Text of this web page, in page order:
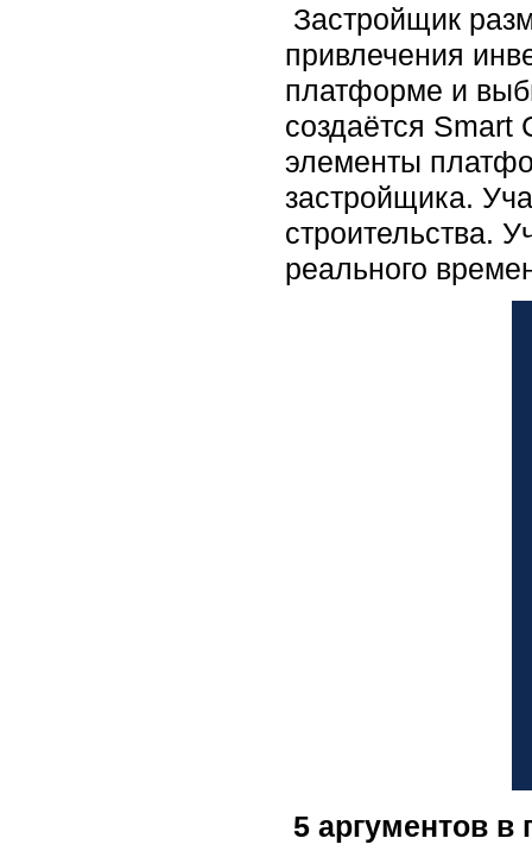
Застройщик
привлечения
платформе и
создаётся Smart
элементы
застройщика.
строительства.
реального
5 аргументов в